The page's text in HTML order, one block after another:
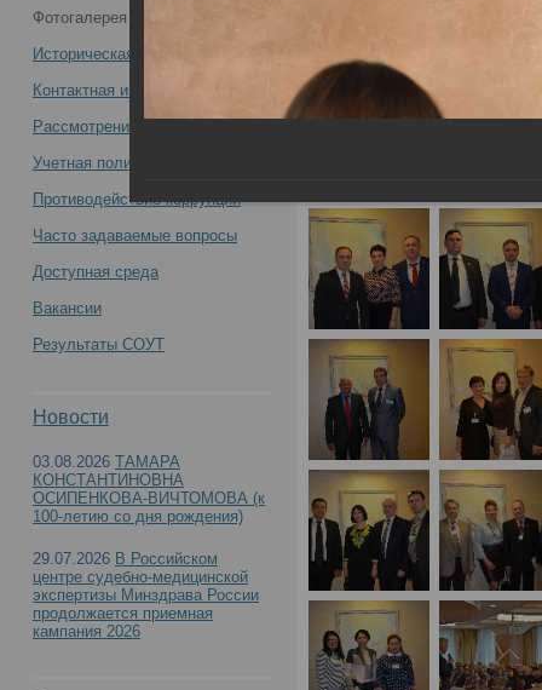
медицинской службы России на
современном этапе: задачи, пути
решения, результаты» -
Всероссийская научно-практическая
России на современном этапе: задачи, пути
Фотогалерея
Историческая справка
Контактная информация
Рассмотрение обращений
Учетная политика учреждения
Противодействие коррупции
Часто задаваемые вопросы
Доступная среда
Вакансии
Результаты СОУТ
Новости
03.08.2026 ТАМАРА
КОНСТАНТИНОВНА
ОСИПЕНКОВА-ВИЧТОМОВА (к
100-летию со дня рождения)
29.07.2026 В Российском
центре судебно-медицинской
экспертизы Минздрава России
продолжается приемная
кампания 2026